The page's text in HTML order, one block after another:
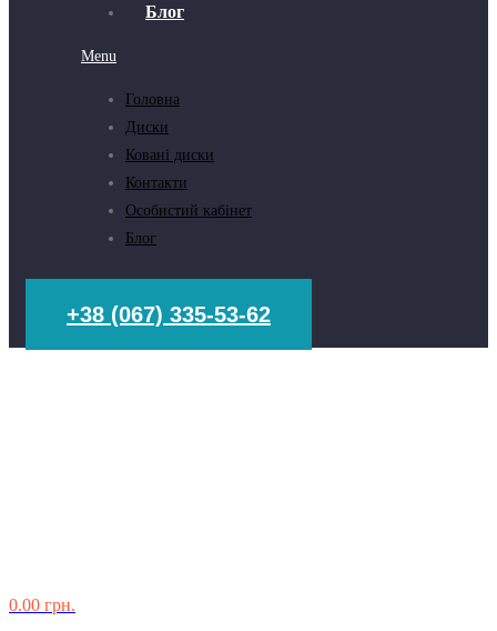
Блог
Menu
Головна
Диски
Ковані диски
Контакти
Особистий кабінет
Блог
+38 (067) 335-53-62
0.00 грн.